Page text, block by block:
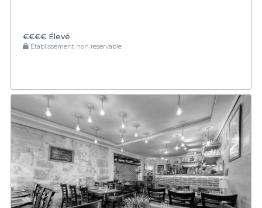
€€€€ Élevé
Établissement non réservable